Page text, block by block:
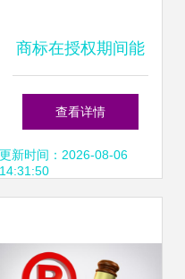
商标在授权期间能
否转让？
查看详情
更新时间：2026-08-06
14:31:50